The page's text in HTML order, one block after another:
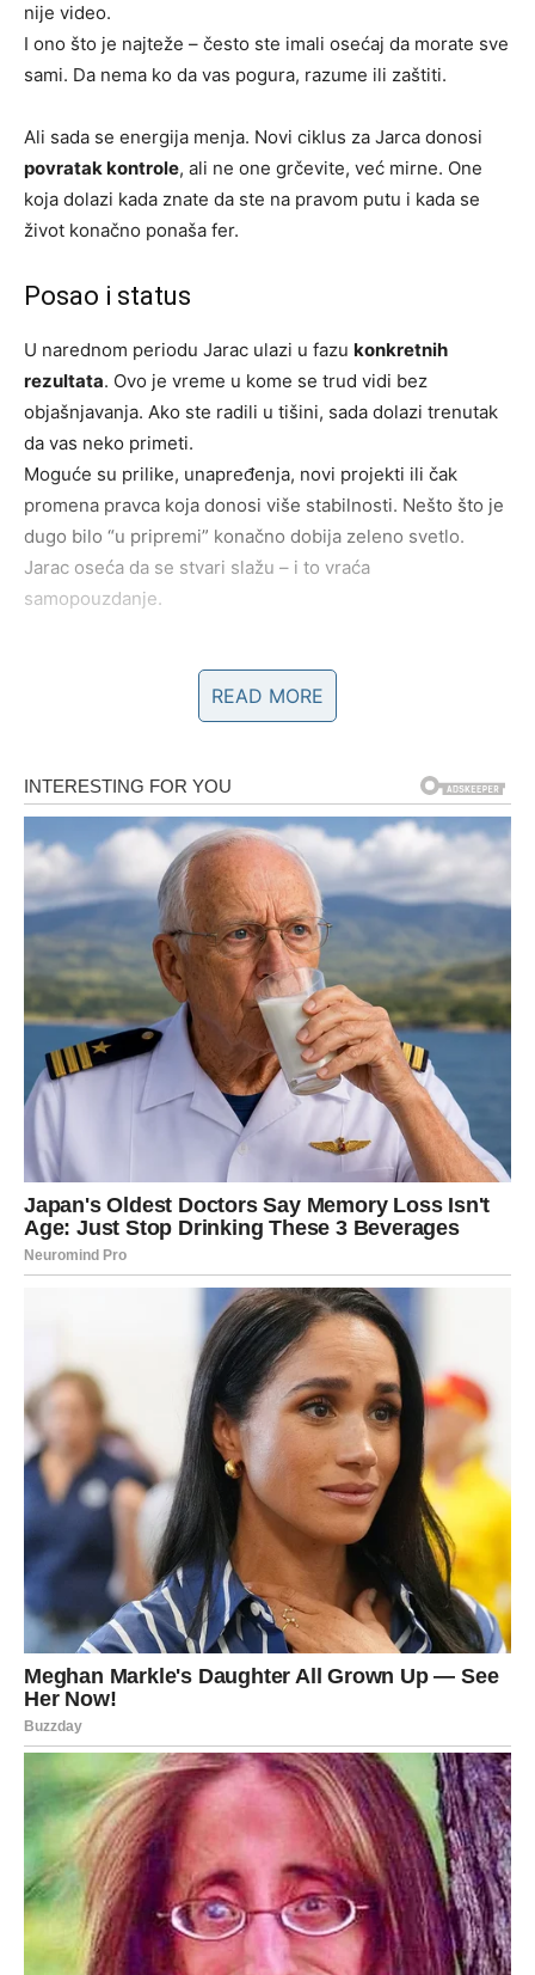
nije video.
I ono što je najteže – često ste imali osećaj da morate sve
sami. Da nema ko da vas pogura, razume ili zaštiti.
Ali sada se energija menja. Novi ciklus za Jarca donosi
povratak kontrole, ali ne one grčevite, već mirne. One
koja dolazi kada znate da ste na pravom putu i kada se
život konačno ponaša fer.
Posao i status
U narednom periodu Jarac ulazi u fazu konkretnih
rezultata. Ovo je vreme u kome se trud vidi bez
objašnjavanja. Ako ste radili u tišini, sada dolazi trenutak
da vas neko primeti.
Moguće su prilike, unapređenja, novi projekti ili čak
promena pravca koja donosi više stabilnosti. Nešto što je
dugo bilo “u pripremi” konačno dobija zeleno svetlo.
Jarac oseća da se stvari slažu – i to vraća
samopouzdanje.
Ljubav i emocije
Jarac je često optužen da je hladan, a istina je da samo
Ako ste u vezi, dolazi faza u kojoj se odnos ili produbljuje
ili razotkriva – više nema “ćutanja iz navike”. Razgovori
postaju iskreniji. Partner može pokazati više nežnosti, a
vi – više otvorenosti.
Ako ste slobodni, ulazi osoba koja poštuje vaš ritam, vaše
granice i vaše ciljeve. Ovo nije ljubav koja vas zamara –
ovo je ljubav koja vas podiže.
Karmička lekcija Jarca
Najveća promena je u tome što Jarac prestaje da
dokazuje svoju vrednost. Shvatate da je vaša odanost,
snaga i istrajnost već dokaz.
Kada se zvezde smiluju Jarcu, one mu vraćaju ono što je
izgubio putem:mir, poštovanje i osećaj da je napokon
došao red na njega.
OVAN – NOVI CIKLUS AKCIJE,
ALI I MUDROSTI: POBEDA KOJA
NE DOLAZI NA SILU
Ovan je znak pokreta. Ali prethodni period je mnoge
Ovnovе naterao da stanu, čekaju, trpe, gutaju ponos i
gledaju kako se stvari odvijaju sporije nego što bi želeli.
To je za Ovna najteža kazna: osećaj da nema kontrolu, da
je energija blokirana, da mora da se objašnjava i
prilagođava.
A sada – dolazi proboj.
Novi ciklus za Ovna donosi ono što vam je prirodno:
akciju, hrabrost i inicijativu, ali uz jednu veliku razliku –
sada više ne reagujete samo impulsom, već i mudrošću
koju ste stekli kroz težak period.
Posao i novac
Ovan ulazi u fazu u kojoj se pojavljuje prilika da pokrene
nešto novo: projekat, posao, saradnju, ili da se izbori za
READ MORE